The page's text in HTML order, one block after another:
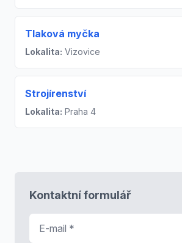
Tlaková myčka
Lokalita: Vizovice
Strojírenství
Lokalita: Praha 4
Kontaktní formulář